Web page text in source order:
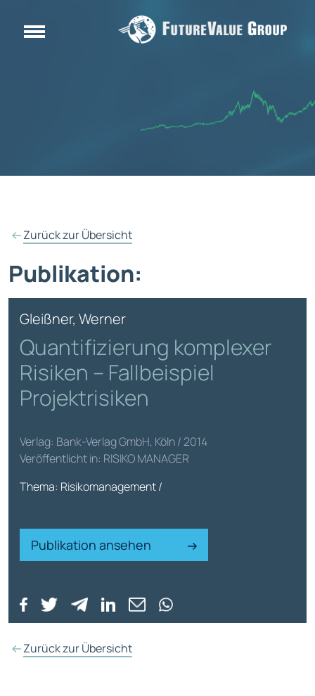
Zurück zur Übersicht
Publikation:
Gleißner, Werner
Quantifizierung komplexer
Risiken – Fallbeispiel
Projektrisiken
Verlag: Bank-Verlag GmbH, Köln / 2014
Veröffentlicht in: RISIKO MANAGER
Thema: Risikomanagement /
Publikation ansehen
Zurück zur Übersicht